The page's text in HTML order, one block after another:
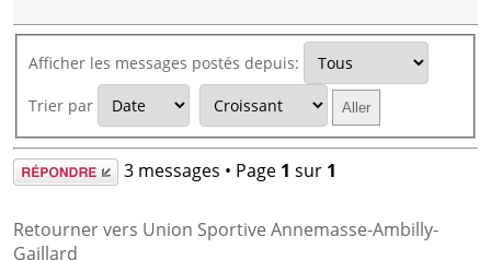
Afficher les messages postés depuis:
Trier par
Répondre 3 messages • Page 1 sur 1
Retourner vers Union Sportive Annemasse-Ambilly-
Gaillard